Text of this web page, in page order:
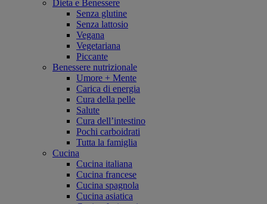
Dieta e Benessere
Senza glutine
Senza lattosio
Vegana
Vegetariana
Piccante
Benessere nutrizionale
Umore + Mente
Carica di energia
Cura della pelle
Salute
Cura dell’intestino
Pochi carboidrati
Tutta la famiglia
Cucina
Cucina italiana
Cucina francese
Cucina spagnola
Cucina asiatica